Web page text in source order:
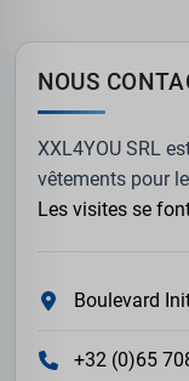
NOUS
XXL4YOU SRL
vêtements pour
Les visites se
Boulevard
+32 (0)65